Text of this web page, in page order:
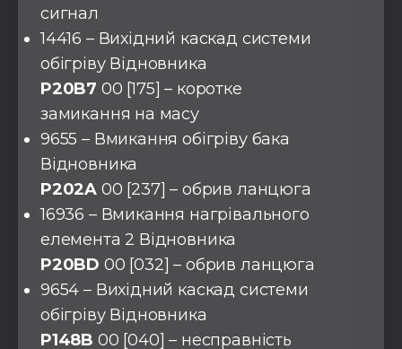
сигнал
14416 – Вихідний каскад системи
обігріву Відновника
P20B7 00 [175] – коротке
замикання на масу
9655 – Вмикання обігріву бака
Відновника
P202A 00 [237] – обрив ланцюга
16936 – Вмикання нагрівального
елемента 2 Відновника
P20BD 00 [032] – обрив ланцюга
9654 – Вихідний каскад системи
обігріву Відновника
P148B 00 [040] – несправність